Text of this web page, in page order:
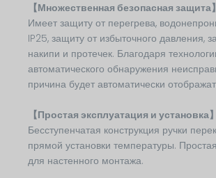
【Множественная безопасная защита】
Имеет защиту от перегрева,
IP25, защиту от избыточного давления,
накипи и протечек. Благодаря
автоматического обнаружения
причина будет автоматически
【Простая эксплуатация и установка】
Бесступенчатая конструкция ручки
прямой установки температуры.
для настенного монтажа.